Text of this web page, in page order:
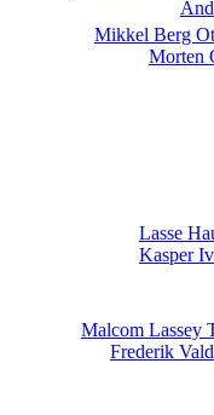
Mikkel Berg
Morten
Lasse
Kasper
Malcom Lassey
Frederik